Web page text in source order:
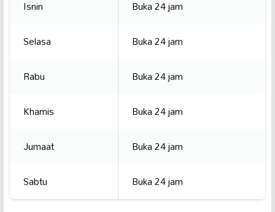
Isnin
Buka 24 jam
Selasa
Buka 24 jam
Rabu
Buka 24 jam
Khamis
Buka 24 jam
Jumaat
Buka 24 jam
Sabtu
Buka 24 jam